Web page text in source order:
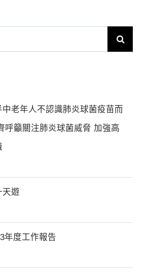
老年人不認識肺炎球菌疫苗而
呼籲關注肺炎球菌威脅 加強高
天遊
年度工作報告